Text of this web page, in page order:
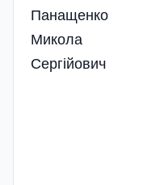
Панащенко
Микола
Сергійович